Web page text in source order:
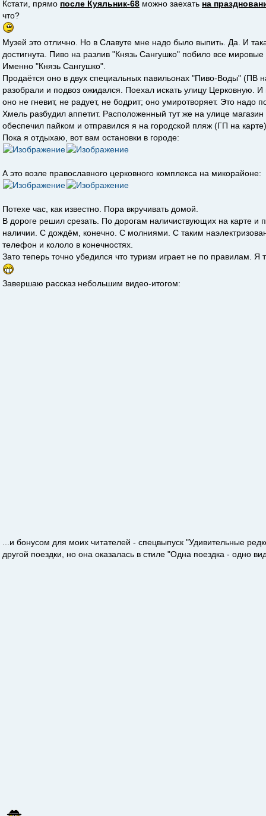
Кстати, прямо после Куяльник-68 можно заехать на
что?
Музей это отлично. Но в Славуте мне надо было выпить. Да. И
достигнута. Пиво на разлив "Князь Сангушко" побило все
Именно "Князь Сангушко".
Продаётся оно в двух специальных павильонах "Пиво-Воды" (ПВ
разобрали и подвоз ожидался. Поехал искать улицу Церковную. И
оно не гневит, не радует, не бодрит; оно умиротворяет. Это надо
Хмель разбудил аппетит. Расположенный тут же на улице
обеспечил пайком и отправился я на городской пляж (ГП на
Пока я отдыхаю, вот вам остановки в городе:
А это возле православного церковного комплекса на микорайоне:
Потехе час, как известно. Пора вкручивать домой.
В дороге решил срезать. По дорогам наличиствующих на карте и
наличии. С дождём, конечно. С молниями. С таким
телефон и кололо в конечностях.
Зато теперь точно убедился что туризм играет не по правилам. Я
Завершаю рассказ небольшим видео-итогом:
...и бонусом для моих читателей - спецвыпуск "Удивительные
другой поездки, но она оказалась в стиле "Одна поездка - одно